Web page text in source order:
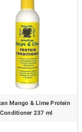
Mango & Lime Protein
Conditioner 237 ml